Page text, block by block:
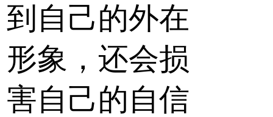
到自己的外在
形象，还会损
害自己的自信